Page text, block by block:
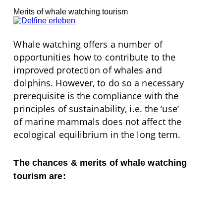
Merits of whale watching tourism
Whale watching offers a number of
opportunities how to contribute to the
improved protection of whales and
dolphins. However, to do so a necessary
prerequisite is the compliance with the
principles of sustainability, i.e. the ‘use’
of marine mammals does not affect the
ecological equilibrium in the long term.
The chances & merits of whale watching
tourism are: